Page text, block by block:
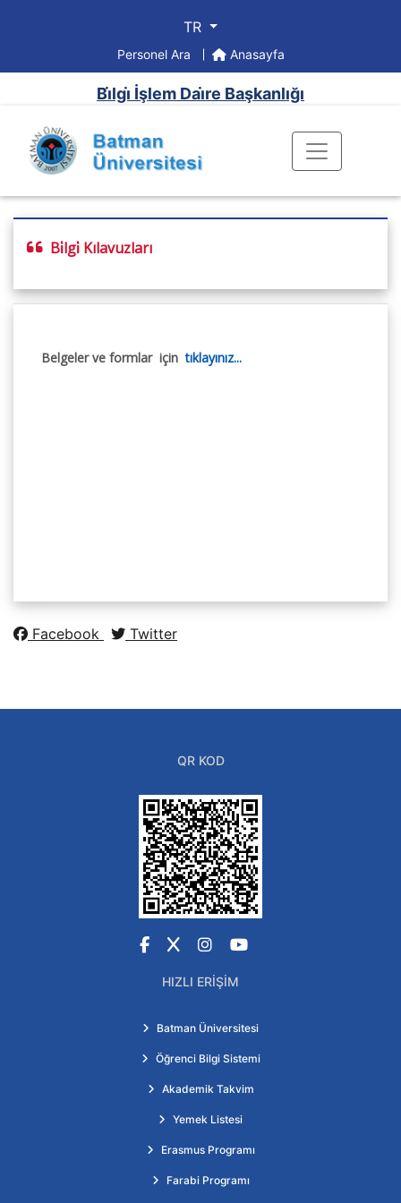
TR
Personel Ara Anasayfa
Bi̇lgi̇ İşlem Dai̇re Başkanlığı
Bi̇lgi̇ Kılavuzları
Belgeler ve formlar içintıklayınız...
Facebook Twitter
QR KOD
Facebook
X Instagram
YouTube
HIZLI ERIŞIM
Batman Üniversitesi
Öğrenci Bilgi Sistemi
Akademik Takvim
Yemek Listesi
Erasmus Programı
Farabi Programı